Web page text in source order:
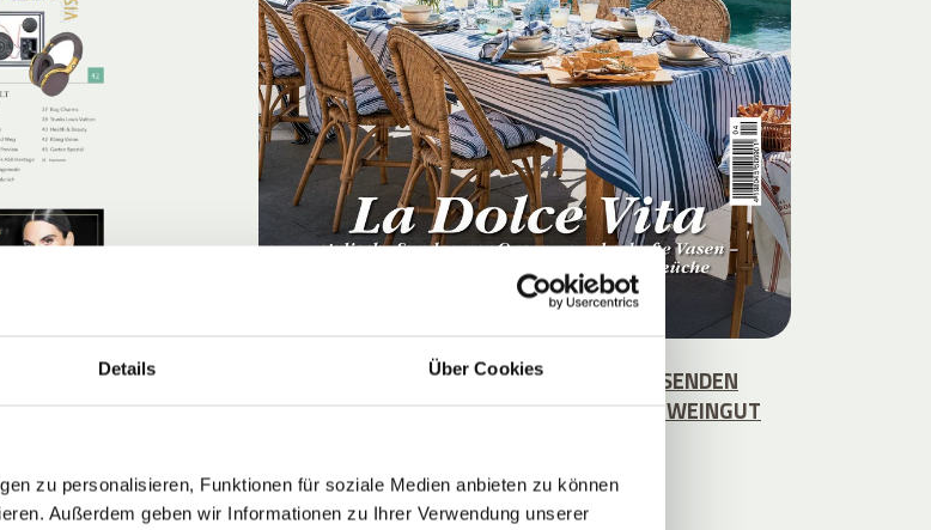
Details Über Cookies
zu personalisieren, Funktionen für soziale Medien anbieten zu können
Außerdem geben wir Informationen zu Ihrer Verwendung unserer
"ALS WÜRDEN DIE WEINREBEN DEN ANREISENDEN
GÄSTEN RUND UM DEN STROBLHOF SAMT WEINGUT